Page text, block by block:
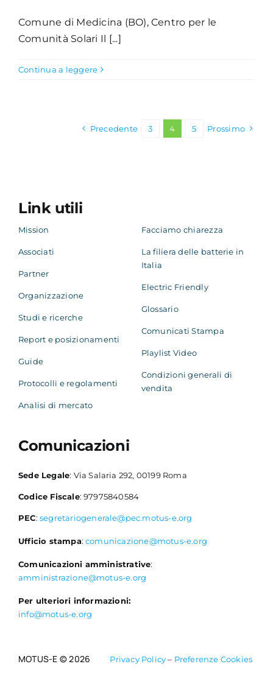
Comune di Medicina (BO), Centro per le
Comunità Solari Il [...]
Continua a leggere
Precedente 3 4 5 Prossimo
Link utili
Mission
Associati
Partner
Organizzazione
Studi e ricerche
Report e posizionamenti
Guide
Protocolli e regolamenti
Analisi di mercato
Facciamo chiarezza
La filiera delle batterie in
Italia
Electric Friendly
Glossario
Comunicati Stampa
Playlist Video
Condizioni generali di
vendita
Comunicazioni
Sede Legale: Via Salaria 292, 00199 Roma
Codice Fiscale: 97975840584
PEC: segretariogenerale@pec.motus-e.org
Ufficio stampa:comunicazione@motus-e.org
Comunicazioni amministrative:
amministrazione@motus-e.org
Per ulteriori informazioni:
info@motus-e.org
MOTUS-E © 2026 Privacy Policy– Preferenze Cookies